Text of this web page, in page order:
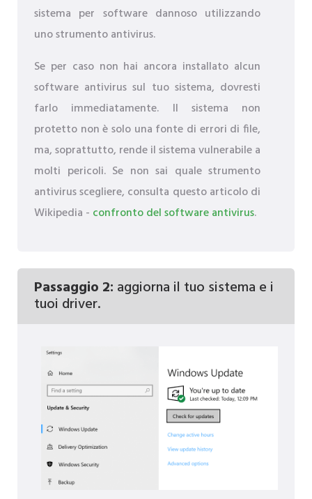
sistema per software dannoso utilizzando
uno strumento antivirus.
Se per caso non hai ancora installato alcun
software antivirus sul tuo sistema, dovresti
farlo immediatamente. Il sistema non
protetto non è solo una fonte di errori di file,
ma, soprattutto, rende il sistema vulnerabile a
molti pericoli. Se non sai quale strumento
antivirus scegliere, consulta questo articolo di
Wikipedia - confronto del software antivirus.
Passaggio 2: aggiorna il tuo sistema e i
tuoi driver.